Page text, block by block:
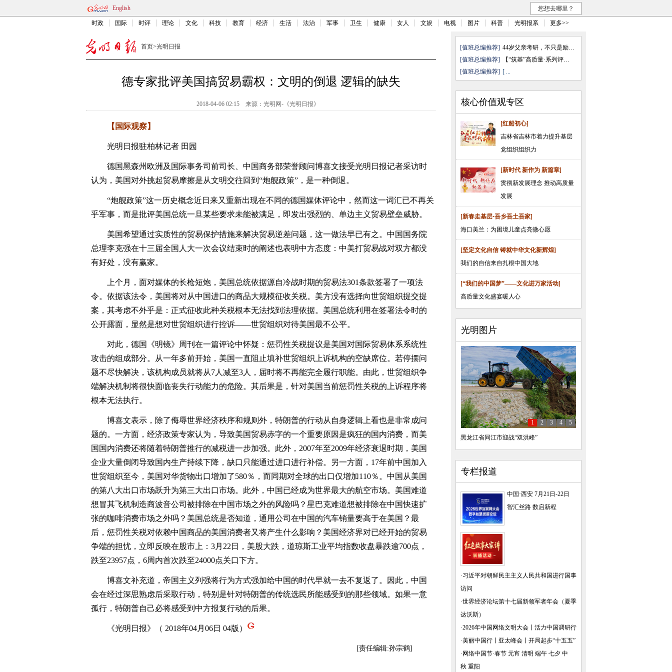
English 您想去哪里？
时政 国际 时评 理论 文化 科技 教育 经济 生活 法治 军事 卫生 健康 女人 文娱 电视 图片 科普 光明报系 更多>>
首页>光明日报
德专家批评美国搞贸易霸权：文明的倒退 逻辑的缺失
2018-04-06 02:15 来源： 光明网-《光明日报》
【国际观察】
光明日报驻柏林记者 田园
德国黑森州欧洲及国际事务司前司长、中国商务部荣誉顾问博喜文接受光明日报记者采访时
认为，美国对外挑起贸易摩擦是从文明交往回到“炮舰政策”，是一种倒退。
“炮舰政策”这一历史概念近日来又重新出现在不同的德国媒体评论中，然而这一词汇已不再关
乎军事，而是批评美国总统一旦某些要求未能被满足，即发出强烈的、单边主义贸易壁垒威胁。
美国希望通过实质性的贸易保护措施来解决贸易逆差问题，这一做法早已有之。中国国务院
总理李克强在十三届全国人大一次会议结束时的阐述也表明中方态度：中美打贸易战对双方都没
有好处，没有赢家。
上个月，面对媒体的长枪短炮，美国总统依据源自冷战时期的贸易法301条款签署了一项法
令。依据该法令，美国将对从中国进口的商品大规模征收关税。美方没有选择向世贸组织提交提
案，其考虑不外乎是：正式征收此种关税根本无法找到法理依据。美国总统利用在签署法令时的
公开露面，显然是想对世贸组织进行控诉——世贸组织对待美国最不公平。
对此，德国《明镜》周刊在一篇评论中怀疑：惩罚性关税提议是美国对国际贸易体系系统性
攻击的组成部分。从一年多前开始，美国一直阻止填补世贸组织上诉机构的空缺席位。若停摆问
题不尽快解决，该机构成员就将从7人减至3人，届时将不再能完全履行职能。由此，世贸组织争
端解决机制将很快面临丧失行动能力的危险。其后果是，针对美国当前惩罚性关税的上诉程序将
根本无法执行。
博喜文表示，除了侮辱世界经济秩序和规则外，特朗普的行动从自身逻辑上看也是非常成问
题的。一方面，经济政策专家认为，导致美国贸易赤字的一个重要原因是疯狂的国内消费，而美
国国内消费还将随着特朗普推行的减税进一步加强。此外，2007年至2009年经济衰退时期，美国
企业大量倒闭导致国内生产持续下降，缺口只能通过进口进行补偿。另一方面，17年前中国加入
世贸组织至今，美国对华货物出口增加了580％，而同期对全球的出口仅增加110％。中国从美国
的第八大出口市场跃升为第三大出口市场。此外，中国已经成为世界最大的航空市场。美国难道
想冒其飞机制造商波音公司被排除在中国市场之外的风险吗？星巴克难道想被排除在中国快速扩
张的咖啡消费市场之外吗？美国总统是否知道，通用公司在中国的汽车销量要高于在美国？最
后，惩罚性关税对依赖中国商品的美国消费者又将产生什么影响？美国经济界对已经开始的贸易
争端的担忧，立即反映在股市上：3月22日，美股大跌，道琼斯工业平均指数收盘暴跌逾700点，
跌至23957点，6周内首次跌至24000点关口下方。
博喜文补充道，帝国主义列强将行为方式强加给中国的时代早就一去不复返了。因此，中国
会在经过深思熟虑后采取行动，特别是针对特朗普的传统选民所能感受到的那些领域。如果一意
孤行，特朗普自己必将感受到中方报复行动的后果。
《光明日报》（ 2018年04月06日 04版）
[责任编辑:孙宗鹤]
[值班总编推荐]
44岁父亲考研，不只是励志故事
[值班总编推荐]
【“筑基”高质量·系列评论之四 ...
[值班总编推荐] [ ...
核心价值观专区
[红船初心]
吉林省吉林市着力提升基层
党组织组织力
[新时代 新作为 新篇章]
贯彻新发展理念 推动高质量
发展
[新春走基层·吾乡吾土吾家]
海口美兰：为困境儿童点亮微心愿
[坚定文化自信 铸就中华文化新辉煌]
我们的自信来自扎根中国大地
[“我们的中国梦”——文化进万家活动]
高质量文化盛宴暖人心
光明图片
黑龙江省同江市迎战“双洪峰”
1 2 3 4 5
专栏报道
中国·西安 7月21日-22日
智汇丝路 数启新程
·习近平对朝鲜民主主义人民共和国进行国事
访问
·世界经济论坛第十七届新领军者年会（夏季
达沃斯）
·2026年中国网络文明大会
活力中国调研行
·美丽中国行 亚太峰会
开局起步“十五五”
· 网络中国节·春节 元宵 清明 端午 七夕 中
秋 重阳